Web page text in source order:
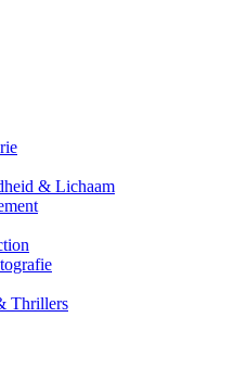
& Lichaam
Thrillers